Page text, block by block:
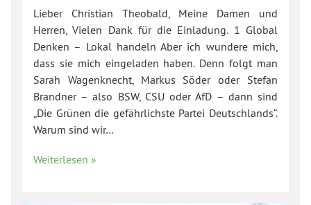
Lieber Christian Theobald, Meine Damen und
Herren, Vielen Dank für die Einladung. 1 Global
Denken – Lokal handeln Aber ich wundere mich,
dass sie mich eingeladen haben. Denn folgt man
Sarah Wagenknecht, Markus Söder oder Stefan
Brandner – also BSW, CSU oder AfD – dann sind
„Die Grünen die gefährlichste Partei Deutschlands“.
Warum sind wir…
Weiterlesen »